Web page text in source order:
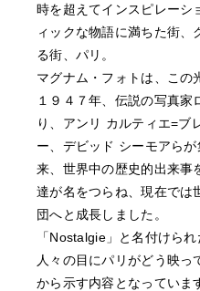
時を超えてインスピレーシ
ィックな物語に満ちた街
る街、パリ。
マグナム・フォトは、この
１９４７年、伝説の写真家
り、アンリ カルティエ=ブ
ー、デビッド シーモアら
来、世界中の歴史的出来事
達が名をつらね、現在では
団へと成長しました。
「Nostalgie」と名付けら
人々の目にパリがどう映
から示す内容となっていま